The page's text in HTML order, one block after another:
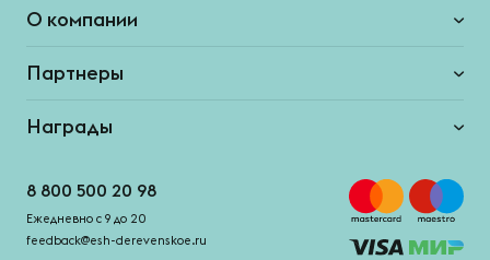
О компании
Партнеры
Награды
8 800 500 20 98
Ежедневно с 9 до 20
feedback@esh-derevenskoe.ru